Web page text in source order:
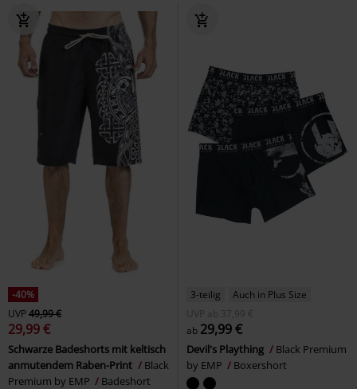
-40%
UVP49,99 €
29,99 €
Schwarze Badeshorts mit keltisch
anmutendem Raben-Print
Black
Premium by EMP
Badeshort
3-teilig
Auch in Plus Size
UVP
ab
37,99 €
ab 29,99 €
Devil's Plaything
Black Premium
by EMP
Boxershort